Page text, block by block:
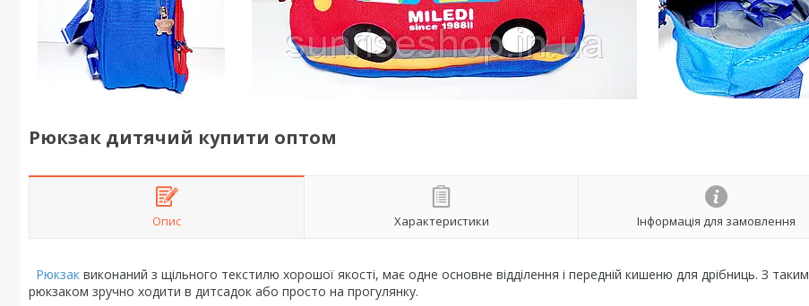
Рюкзак дитячий купити оптом
Опис Характеристики Інформація для замовлення
Рюкзак виконаний з щільного текстилю хорошої якості, має одне основне відділення і передній кишеню для дрібниць. З таким
рюкзаком зручно ходити в дитсадок або просто на прогулянку.